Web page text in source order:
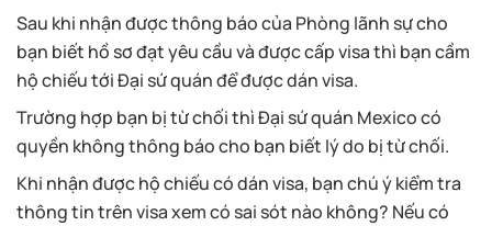
Sau khi nhận được thông báo của Phòng lãnh sự cho
bạn biết hồ sơ đạt yêu cầu và được cấp visa thì bạn cầm
hộ chiếu tới Đại sứ quán để được dán visa.
Trường hợp bạn bị từ chối thì Đại sứ quán Mexico có
quyền không thông báo cho bạn biết lý do bị từ chối.
Khi nhận được hộ chiếu có dán visa, bạn chú ý kiểm tra
thông tin trên visa xem có sai sót nào không? Nếu có